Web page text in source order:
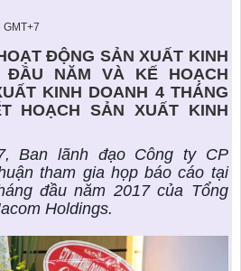
ĐỘNG SẢN XUẤT KINH
ĐẦU NĂM VÀ KẾ HOẠCH
KINH DOANH 4 THÁNG
HOẠCH SẢN XUẤT KINH
Ban lãnh đạo Công ty CP
tham gia họp báo cáo tại
đầu năm 2017 của Tổng
Holdings.